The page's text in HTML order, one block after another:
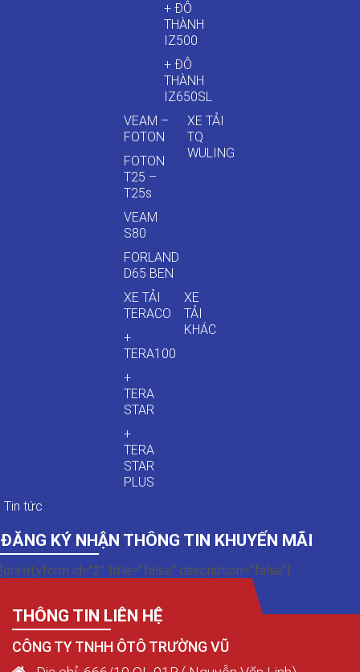
+ ĐÔ
THÀNH
IZ500
+ ĐÔ
THÀNH
IZ650SL
VEAM –
FOTON
FOTON
T25 –
T25s
VEAM
S80
FORLAND
D65 BEN
XE TẢI
TQ
WULING
XE TẢI
TERACO
+
TERA100
+
TERA
STAR
+
TERA
STAR
PLUS
XE
TẢI
KHÁC
Tin tức
ĐĂNG KÝ NHẬN THÔNG TIN KHUYẾN MÃI
[gravityform id="2" title="false" description="false"]
THÔNG TIN LIÊN HỆ
CÔNG TY TNHH ÔTÔ TRƯỜNG VŨ